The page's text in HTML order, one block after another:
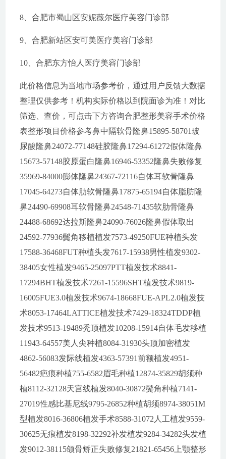
8、合肥市蜀山区安妮薇尔医疗美容门诊部
9、合肥新站区安可美医疗美容门诊部
10、合肥东方怡人医疗美容门诊部
此价格信息为当地市场参考价，通过用户反馈大数据
整理仅供参考！机构实际价格以到院面诊为准！对比
筛选、查价，可点击下方咨询合肥整形美容手术价格
表整形项目价格参考鼻中隔软骨隆鼻15895-58701玻
尿酸隆鼻24072-77148硅胶隆鼻17294-61272假体隆鼻
15673-57148胶原蛋白隆鼻16946-53352隆鼻失败修复
35969-84000膨体隆鼻24367-72116自体耳软骨隆鼻
17045-64273自体肋软骨隆鼻17875-65194自体脂肪隆
鼻24490-69908耳软骨隆鼻24548-71435软肋骨隆鼻
24488-68692达拉斯隆鼻24090-76026隆鼻假体取出
24592-77936鬓角移植植发7573-49250FUE种植头发
17588-36468FUT种植头发7617-15938男性植发9302-
38405女性植发9465-25097PTT植发技术8841-
17294BHT植发技术7261-15596SHT植发技术9819-
16005FUE3.0植发技术9674-18668FUE-APL2.0植发技
术8053-17464LATTICE植发技术7429-18324TDDP植
发技术9513-19489秃顶植发10208-15914自体毛发移植
11943-64557美人尖种植8084-31930头顶加密植发
4862-56083发际线植发4363-57391前额植发4951-
56482疤痕种植755-6582眉毛种植12874-35829胡须种
植8112-32128天宫线植发8040-30872鬓角种植7141-
27019性感比基尼线9795-26852种植胡须8974-38051M
型植发8016-36806植发手术8588-31072人工植发9559-
30625无痕植发8198-32292补发植发9284-34282头发植
发9012-38115颌骨矫正失败修复21821-65456上颚整形